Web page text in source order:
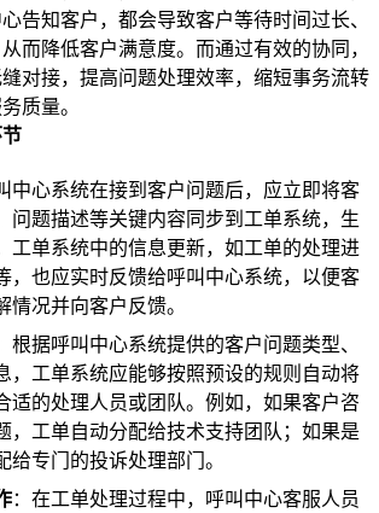
告知客户，都会导致客户等待时间过长、
而降低客户满意度。而通过有效的协同，
对接，提高问题处理效率，缩短事务流转
质量。
中心系统在接到客户问题后，应立即将客
问题描述等关键内容同步到工单系统，生
工单系统中的信息更新，如工单的处理进
，也应实时反馈给呼叫中心系统，以便客
情况并向客户反馈。
根据呼叫中心系统提供的客户问题类型、
，工单系统应能够按照预设的规则自动将
适的处理人员或团队。例如，如果客户咨
，工单自动分配给技术支持团队；如果是
给专门的投诉处理部门。
：在工单处理过程中，呼叫中心客服人员